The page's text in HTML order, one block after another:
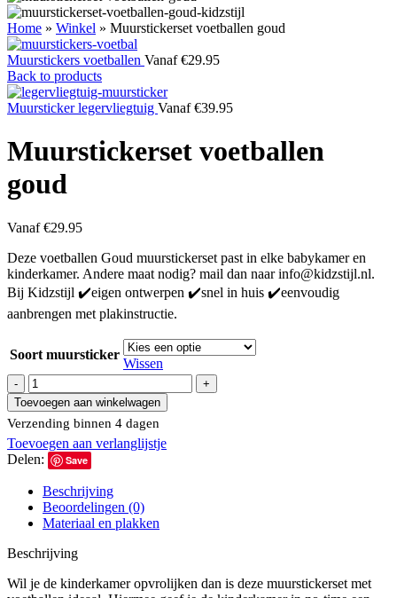
Home » Winkel » Muurstickerset voetballen goud
Muurstickers voetballen Vanaf €29.95
Back to products
Muursticker legervliegtuig Vanaf €39.95
Muurstickerset voetballen
goud
Vanaf €29.95
Deze voetballen Goud muurstickerset past in elke babykamer en
kinderkamer. Andere maat nodig? mail dan naar info@kidzstijl.nl.
Bij Kidzstijl ✔️eigen ontwerpen ✔️snel in huis ✔️eenvoudig
aanbrengen met plakinstructie.
Soort muursticker
Wissen
Muurstickerset
voetballen
goud
aantal
Toevoegen aan winkelwagen
Verzending binnen 4 dagen
Toevoegen aan verlanglijstje
Delen:
Save
Beschrijving
Beoordelingen (0)
Materiaal en plakken
Beschrijving
Wil je de kinderkamer opvrolijken dan is deze muurstickerset met